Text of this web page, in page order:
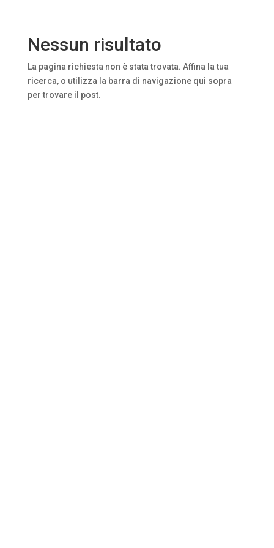
Nessun risultato
La pagina richiesta non è stata trovata. Affina la tua
ricerca, o utilizza la barra di navigazione qui sopra
per trovare il post.